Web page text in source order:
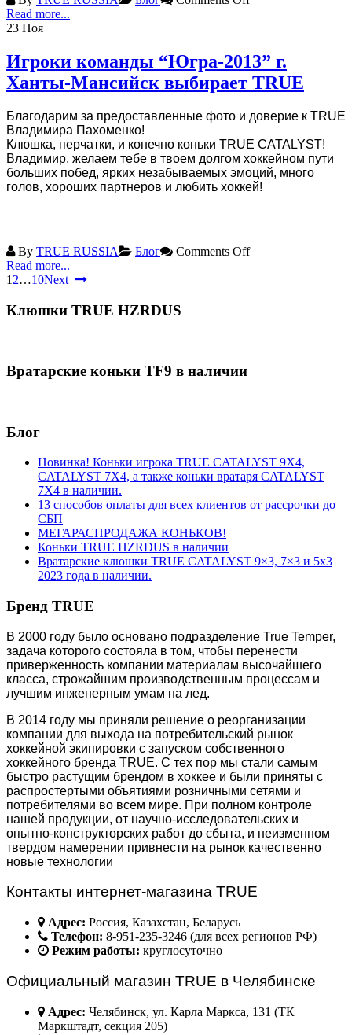
Read more...
23 Ноя
Игроки команды “Югра-2013” г.
Ханты-Мансийск выбирает TRUE
Благодарим за предоставленные фото и доверие к TRUE
Владимира Пахоменко!
Клюшка, перчатки, и конечно коньки TRUE CATALYST!
Владимир, желаем тебе в твоем долгом хоккейном пути
больших побед, ярких незабываемых эмоций, много
голов, хороших партнеров и любить хоккей!
By TRUE RUSSIA Блог
Comments Off
Read more...
1 2…10Next
Клюшки TRUE HZRDUS
Вратарские коньки TF9 в наличии
Блог
Новинка! Коньки игрока TRUE CATALYST 9X4,
CATALYST 7X4, а также коньки вратаря CATALYST
7X4 в наличии.
13 способов оплаты для всех клиентов от рассрочки до
СБП
МЕГАРАСПРОДАЖА КОНЬКОВ!
Коньки TRUE HZRDUS в наличии
Вратарские клюшки TRUE CATALYST 9×3, 7×3 и 5х3
2023 года в наличии.
Бренд TRUE
В 2000 году было основано подразделение True Temper,
задача которого состояла в том, чтобы перенести
приверженность компании материалам высочайшего
класса, строжайшим производственным процессам и
лучшим инженерным умам на лед.
В 2014 году мы приняли решение о реорганизации
компании для выхода на потребительский рынок
хоккейной экипировки с запуском собственного
хоккейного бренда TRUE. С тех пор мы стали самым
быстро растущим брендом в хоккее и были приняты с
распростертыми объятиями розничными сетями и
потребителями во всем мире. При полном контроле
нашей продукции, от научно-исследовательских и
опытно-конструкторских работ до сбыта, и неизменном
твердом намерении привнести на рынок качественно
новые технологии
Контакты интернет-магазина TRUE
Адрес: Россия, Казахстан, Беларусь
Телефон: 8-951-235-3246 (для всех регионов РФ)
Режим работы: круглосуточно
Официальный магазин TRUE в Челябинске
Адрес: Челябинск, ул. Карла Маркса, 131 (ТК
Маркштадт, секция 205)